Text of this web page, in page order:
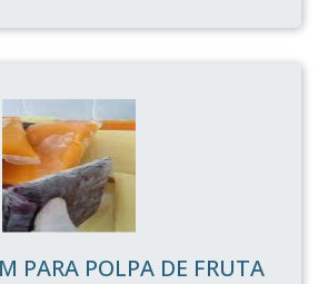
PARA POLPA DE FRUTA